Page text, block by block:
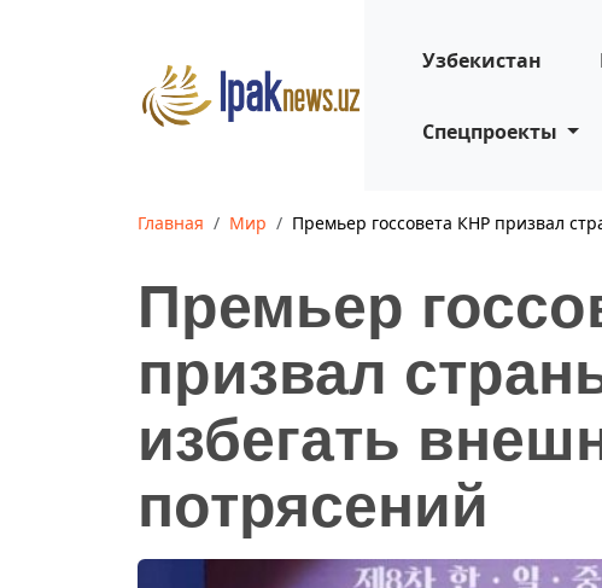
Узбекистан
Спецпроекты
Главная Мир Премьер госсовета КНР призвал
Премьер
призвал
избегать
потрясений